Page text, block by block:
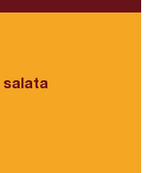
salata